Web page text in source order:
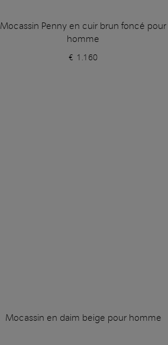
Mocassin Penny en cuir brun foncé pour
homme
€ 1.160
Mocassin en daim beige pour homme